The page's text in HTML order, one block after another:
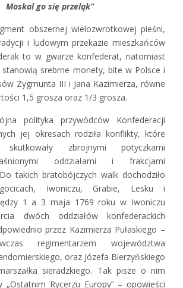
Moskal go się przeląk”
obszernej wielozwrotkowej pieśni,
i ludowym przekazie mieszkańców
to w gwarze konfederat, natomiast
stanowią srebrne monety, bite w Polsce i
Zygmunta III i Jana Kazimierza, równe
1,5 grosza oraz 1/3 grosza.
polityka przywódców Konfederacji
jej okresach rodziła konflikty, które
skutkowały zbrojnymi potyczkami
oddziałami i frakcjami
takich bratobójczych walk dochodziło
Iwoniczu, Grabie, Lesku i
1 a 3 maja 1769 roku w Iwoniczu
dwóch oddziałów konfederackich
przez Kazimierza Pułaskiego –
regimentarzem województwa
oraz Józefa Bierzyńskiego
sieradzkiego. Tak pisze o nim
„Ostatnim Rycerzu Europy” – opowieści